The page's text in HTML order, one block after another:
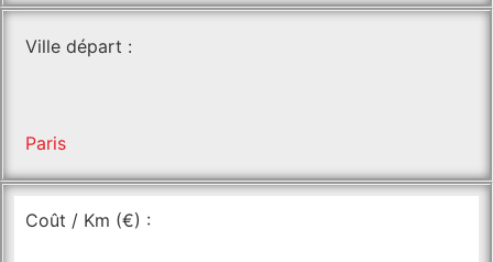
Ville départ :
Paris
Coût / Km (€) :